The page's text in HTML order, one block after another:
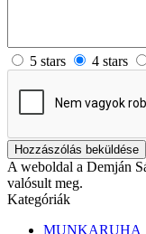
5 stars 4 stars
Hozzászólás beküldése
A weboldal a Demján
valósult meg.
Kategóriák
MUNKARUHA